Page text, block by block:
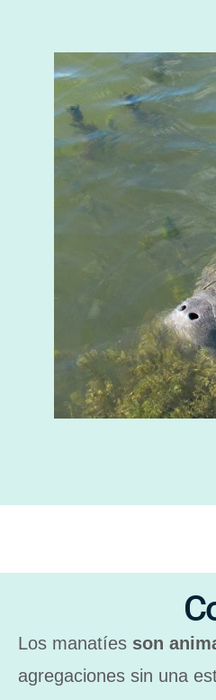
Los manatíes son
agregaciones sin una